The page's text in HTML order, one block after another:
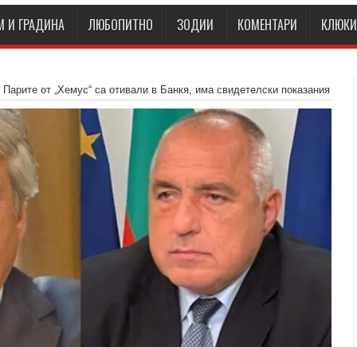
И ГРАДИНА ЛЮБОПИТНО ЗОДИИ КОМЕНТАРИ КЛЮКИ
от „Хемус“ са отивали в Банкя, има свидетелски показания